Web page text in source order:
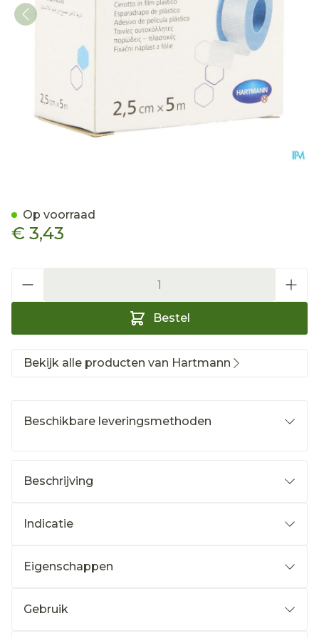
€ 3,43
Bestel
Op voorraad
Bekijk alle producten van Hartmann
Beschikbare leveringsmethoden
Beschrijving
Indicatie
Eigenschappen
Gebruik